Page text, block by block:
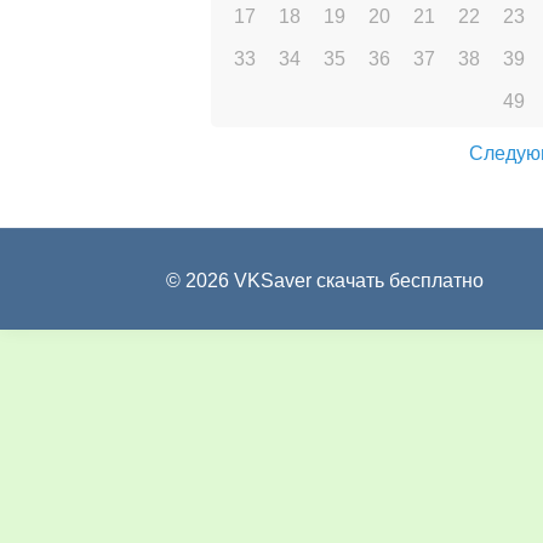
17 18 19 20 21 22 23
33 34 35 36 37 38 39
49
© 2026 VKSaver скачать бесплатно